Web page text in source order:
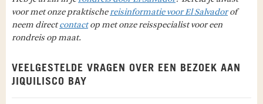
voor met onze praktischereisinformatie voor El Salvadorof
neem directcontactop met onze reisspecialist voor een
rondreis op maat.
VEELGESTELDE VRAGEN OVER EEN BEZOEK AAN
JIQUILISCO BAY